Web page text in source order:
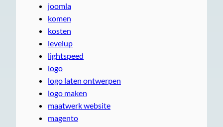
joomla
komen
kosten
levelup
lightspeed
logo
logo laten ontwerpen
logo maken
maatwerk website
magento